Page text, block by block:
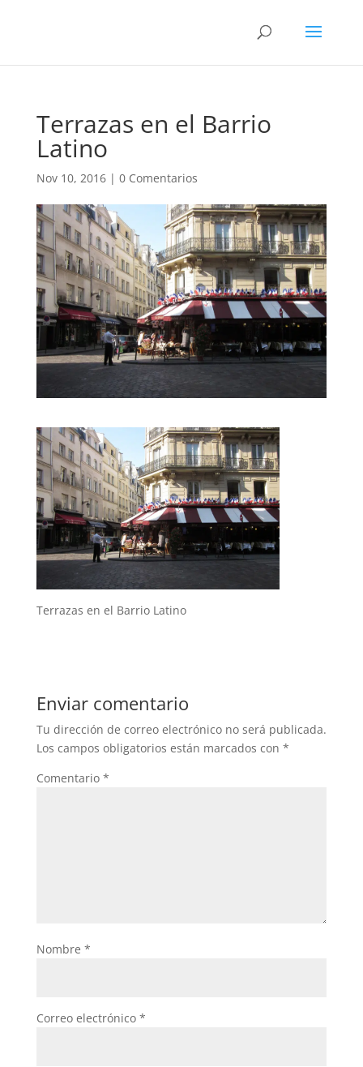
Terrazas en el Barrio
Latino
Nov 10, 2016| 0 Comentarios
Terrazas en el Barrio Latino
Enviar comentario
Tu dirección de correo electrónico no será publicada.
Los campos obligatorios están marcados con *
Comentario *
Nombre *
Correo electrónico *